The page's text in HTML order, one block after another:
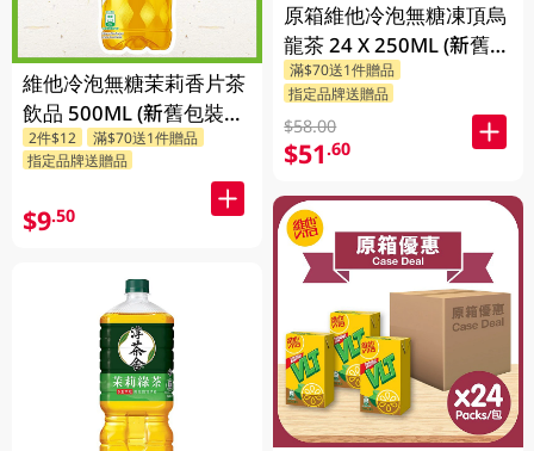
維他冷泡無糖茉莉香片茶
飲品 500ML (新舊包裝隨
機發貨)
2件$12
滿$70送1件贈品
指定品牌送贈品
$9.50
原箱維他冷泡無糖凍頂烏
龍茶 24 X 250ML (新舊包
裝隨機發貨)
滿$70送1件贈品
指定品牌送贈品
$58.00
$51.60